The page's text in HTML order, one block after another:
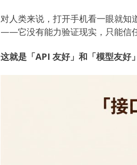
对人类来说，打开手机看一眼就知
——它没有能力验证现实，只能信任
这就是「API 友好」和「模型友好